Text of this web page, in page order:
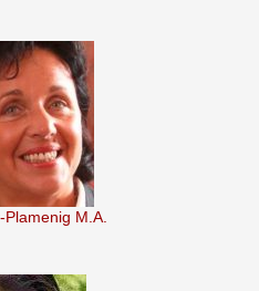
Plamenig M.A.